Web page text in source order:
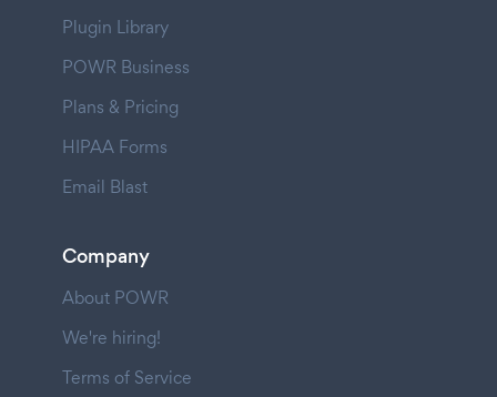
Plugin Library
POWR Business
Plans & Pricing
HIPAA Forms
Email Blast
Company
About POWR
We're hiring!
Terms of Service